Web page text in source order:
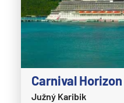
Carnival Horizon
Južný Karibik